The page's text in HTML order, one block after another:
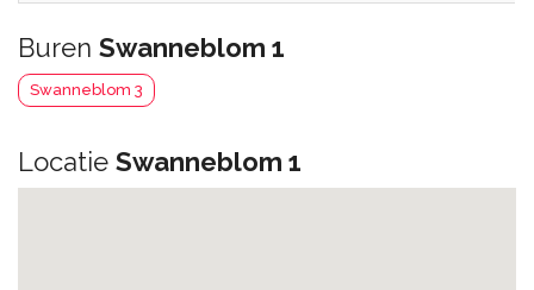
Buren Swanneblom 1
Swanneblom 3
Locatie Swanneblom 1